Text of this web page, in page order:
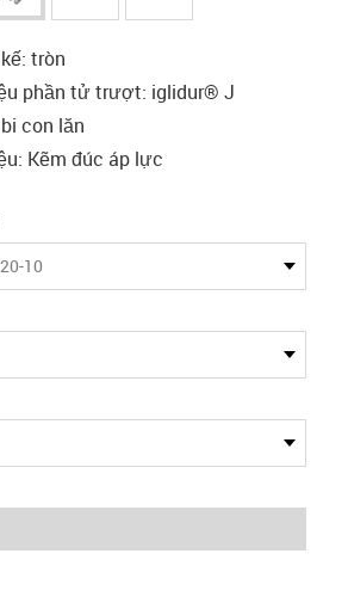
tròn
phần tử trượt: iglidur® J
con lăn
Kẽm đúc áp lực
10